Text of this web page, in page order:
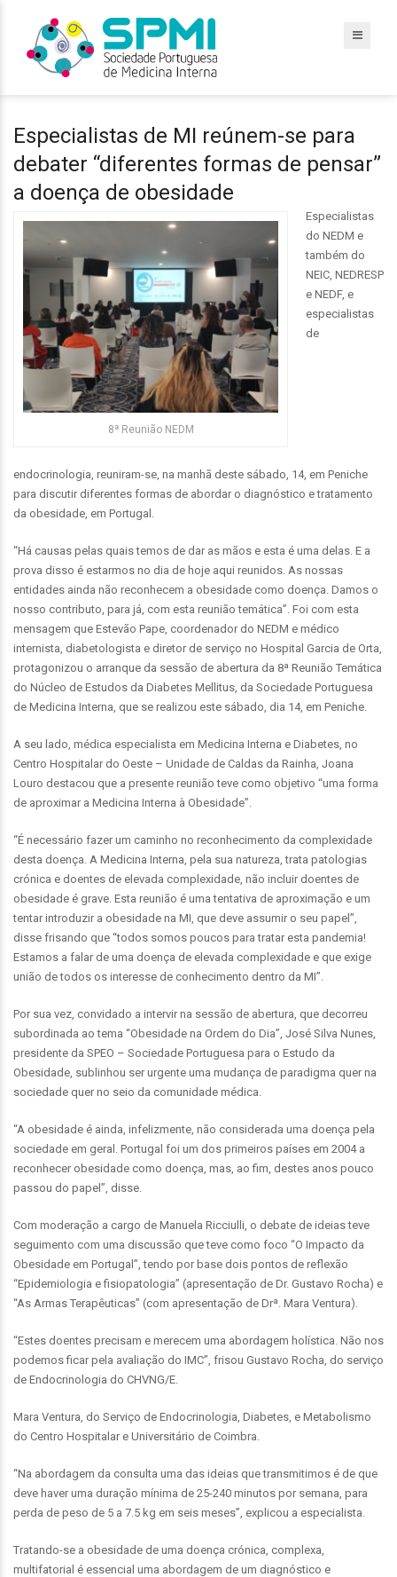
Especialistas de MI reúnem-se para
debater “diferentes formas de pensar”
a doença de obesidade
8ª Reunião NEDM
Especialistas
do NEDM e
também do
NEIC, NEDRESP
e NEDF, e
especialistas
de
endocrinologia, reuniram-se, na manhã deste sábado, 14, em Peniche
para discutir diferentes formas de abordar o diagnóstico e tratamento
da obesidade, em Portugal.
“Há causas pelas quais temos de dar as mãos e esta é uma delas. E a
prova disso é estarmos no dia de hoje aqui reunidos. As nossas
entidades ainda não reconhecem a obesidade como doença. Damos o
nosso contributo, para já, com esta reunião temática”. Foi com esta
mensagem que Estevão Pape, coordenador do NEDM e médico
internista, diabetologista e diretor de serviço no Hospital Garcia de Orta,
protagonizou o arranque da sessão de abertura da 8ª Reunião Temática
do Núcleo de Estudos da Diabetes Mellitus, da Sociedade Portuguesa
de Medicina Interna, que se realizou este sábado, dia 14, em Peniche.
A seu lado, médica especialista em Medicina Interna e Diabetes, no
Centro Hospitalar do Oeste – Unidade de Caldas da Rainha, Joana
Louro destacou que a presente reunião teve como objetivo “uma forma
de aproximar a Medicina Interna à Obesidade”.
“É necessário fazer um caminho no reconhecimento da complexidade
desta doença. A Medicina Interna, pela sua natureza, trata patologias
crónica e doentes de elevada complexidade, não incluir doentes de
obesidade é grave. Esta reunião é uma tentativa de aproximação e um
tentar introduzir a obesidade na MI, que deve assumir o seu papel”,
disse frisando que “todos somos poucos para tratar esta pandemia!
Estamos a falar de uma doença de elevada complexidade e que exige
união de todos os interesse de conhecimento dentro da MI”.
Por sua vez, convidado a intervir na sessão de abertura, que decorreu
subordinada ao tema “Obesidade na Ordem do Dia”, José Silva Nunes,
presidente da SPEO – Sociedade Portuguesa para o Estudo da
Obesidade, sublinhou ser urgente uma mudança de paradigma quer na
sociedade quer no seio da comunidade médica.
“A obesidade é ainda, infelizmente, não considerada uma doença pela
sociedade em geral. Portugal foi um dos primeiros países em 2004 a
reconhecer obesidade como doença, mas, ao fim, destes anos pouco
passou do papel”, disse.
Com moderação a cargo de Manuela Ricciulli, o debate de ideias teve
seguimento com uma discussão que teve como foco “O Impacto da
Obesidade em Portugal”, tendo por base dois pontos de reflexão
“Epidemiologia e fisiopatologia” (apresentação de Dr. Gustavo Rocha) e
“As Armas Terapêuticas” (com apresentação de Drª. Mara Ventura).
“Estes doentes precisam e merecem uma abordagem holística. Não nos
podemos ficar pela avaliação do IMC”, frisou Gustavo Rocha, do serviço
de Endocrinologia do CHVNG/E.
Mara Ventura, do Serviço de Endocrinologia, Diabetes, e Metabolismo
do Centro Hospitalar e Universitário de Coimbra.
“Na abordagem da consulta uma das ideias que transmitimos é de que
deve haver uma duração mínima de 25-240 minutos por semana, para
perda de peso de 5 a 7.5 kg em seis meses”, explicou a especialista.
Tratando-se a obesidade de uma doença crónica, complexa,
multifatorial é essencial uma abordagem de um diagnóstico e